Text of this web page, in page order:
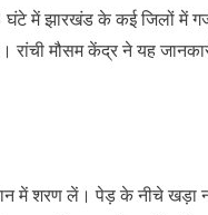
में झारखंड के कई जिलों में
मौसम केंद्र ने यह
में शरण लें। पेड़ के नीचे